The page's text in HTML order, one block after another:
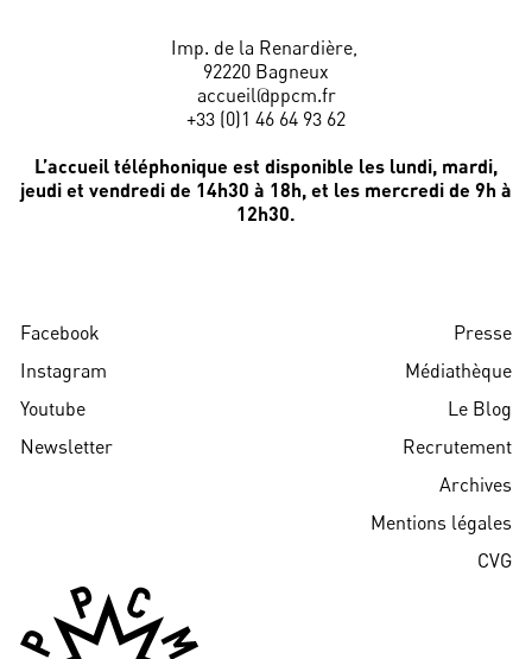
Imp. de la Renardière,
92220 Bagneux
accueil@ppcm.fr
+33 (0)1 46 64 93 62
L’accueil téléphonique est disponible les lundi, mardi,
jeudi et vendredi de 14h30 à 18h, et les mercredi de 9h à
12h30.
Facebook
Instagram
Youtube
Newsletter
Presse
Médiathèque
Le Blog
Recrutement
Archives
Mentions légales
CVG